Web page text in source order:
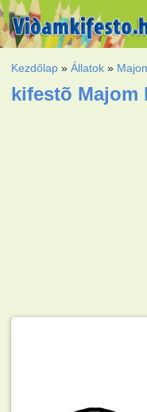
Kezdőlap »Állatok »
kifestõ Majom